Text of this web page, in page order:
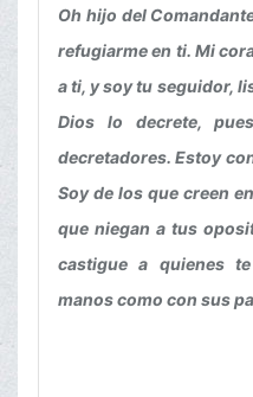
Oh hijo del
refugiarme en ti. Mi
a ti, y soy tu seguidor,
Dios lo decrete,
decretadores. Estoy
Soy de los que creen
que niegan a tus
castigue a quienes
manos como con sus